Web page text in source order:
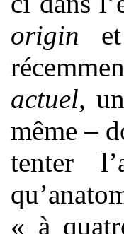
origin
actuel,
même –
tenter
« à